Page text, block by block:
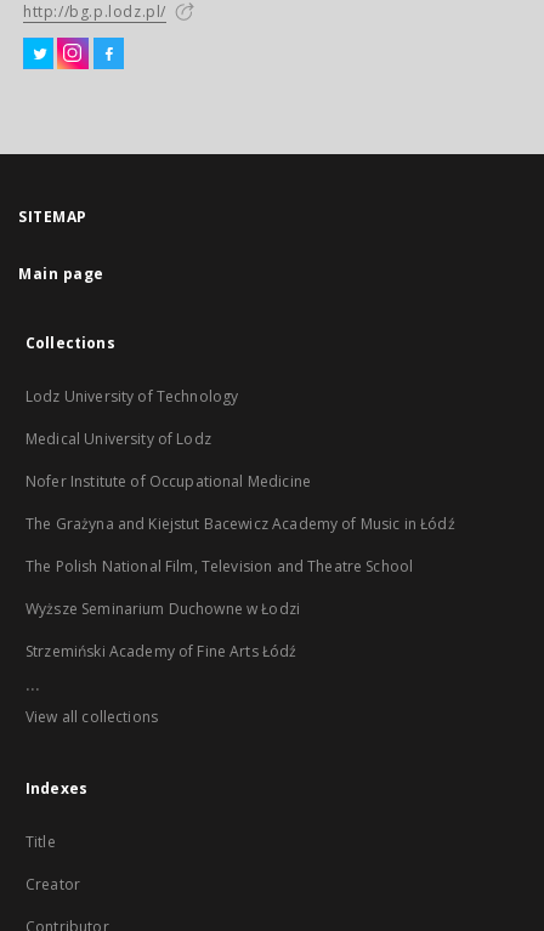
http://bg.p.lodz.pl/
SITEMAP
Main page
Collections
Lodz University of Technology
Medical University of Lodz
Nofer Institute of Occupational Medicine
The Grażyna and Kiejstut Bacewicz Academy of Music in Łódź
The Polish National Film, Television and Theatre School
Wyższe Seminarium Duchowne w Łodzi
Strzemiński Academy of Fine Arts Łódź
...
View all collections
Indexes
Title
Creator
Contributor